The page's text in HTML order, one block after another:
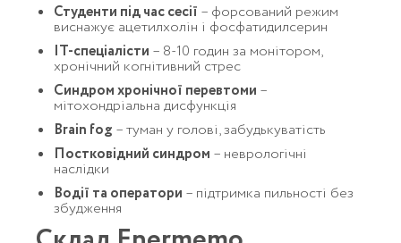
Студенти під час сесії – форсований режим
виснажує ацетилхолін і фосфатидилсерин
IT-спеціалісти – 8-10 годин за монітором,
хронічний когнітивний стрес
Синдром хронічної перевтоми –
мітохондріальна дисфункція
Brain fog – туман у голові, забудькуватість
Постковідний синдром – неврологічні
наслідки
Водії та оператори – підтримка пильності без
збудження